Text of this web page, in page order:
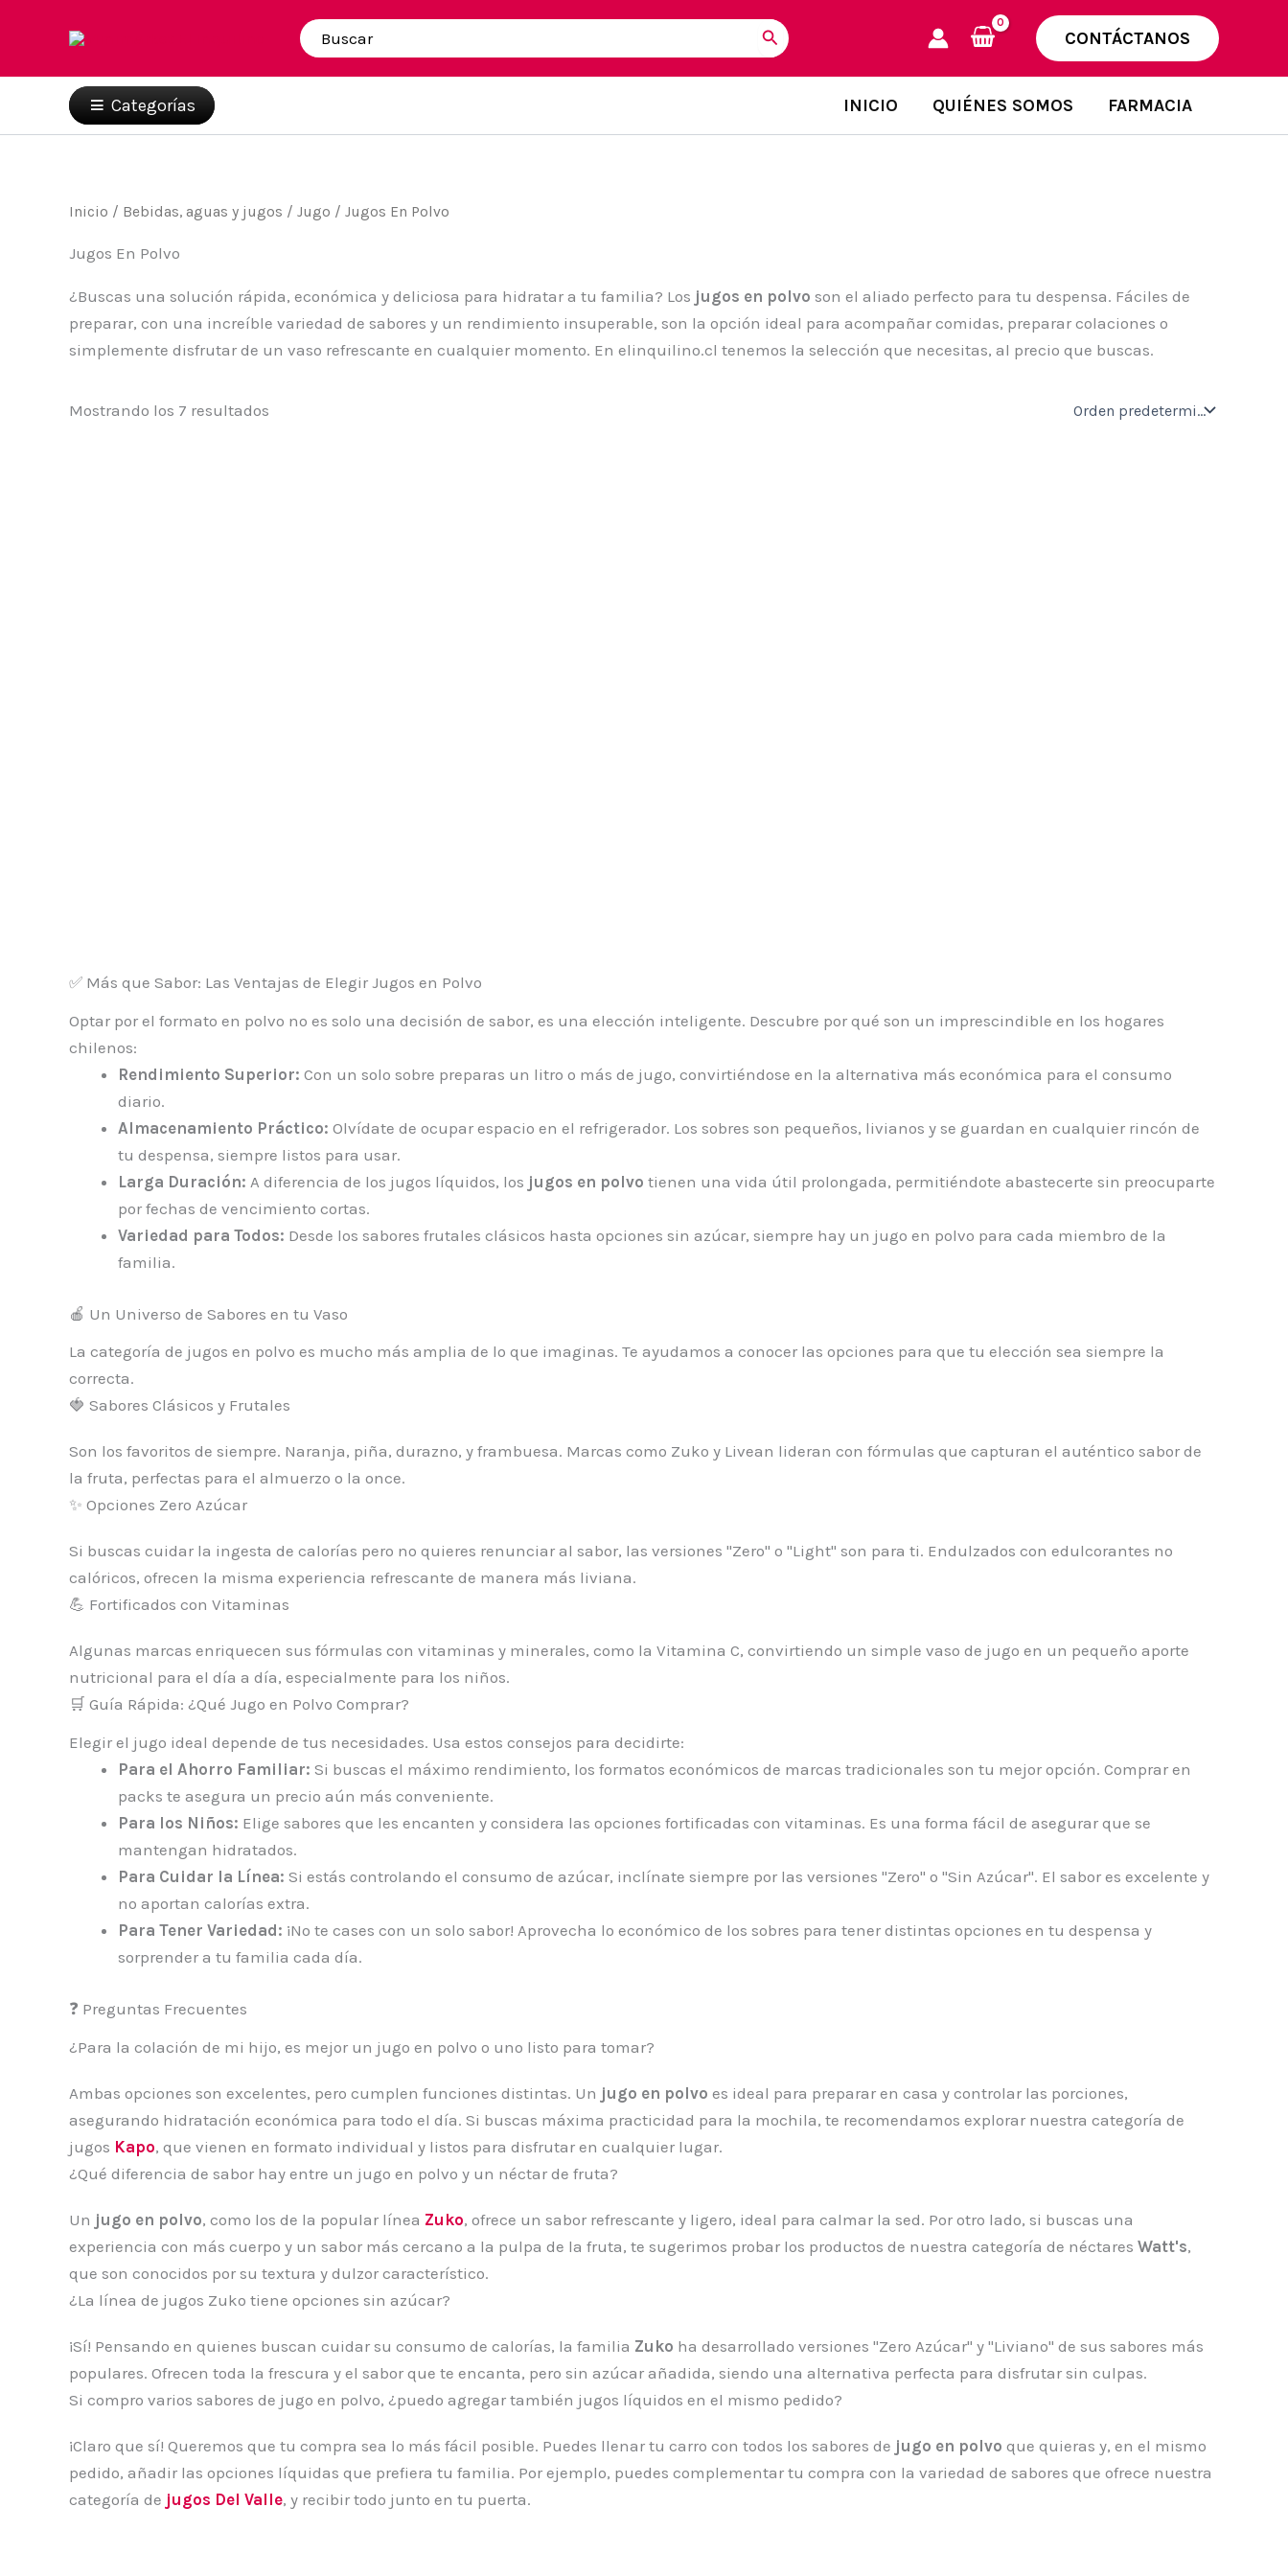
Buscar
CONTÁCTANOS
Categorías INICIO QUIÉNES SOMOS FARMACIA
Inicio / Bebidas, aguas y jugos / Jugo / Jugos En Polvo
Jugos En Polvo
¿Buscas una solución rápida, económica y deliciosa para hidratar a tu familia? Los jugos en polvo son el aliado perfecto para tu despensa. Fáciles de
preparar, con una increíble variedad de sabores y un rendimiento insuperable, son la opción ideal para acompañar comidas, preparar colaciones o
simplemente disfrutar de un vaso refrescante en cualquier momento. En elinquilino.cl tenemos la selección que necesitas, al precio que buscas.
Mostrando los 7 resultados
✅ Más que Sabor: Las Ventajas de Elegir Jugos en Polvo
Optar por el formato en polvo no es solo una decisión de sabor, es una elección inteligente. Descubre por qué son un imprescindible en los hogares
chilenos:
Rendimiento Superior: Con un solo sobre preparas un litro o más de jugo, convirtiéndose en la alternativa más económica para el consumo
diario.
Almacenamiento Práctico: Olvídate de ocupar espacio en el refrigerador. Los sobres son pequeños, livianos y se guardan en cualquier rincón de
tu despensa, siempre listos para usar.
Larga Duración: A diferencia de los jugos líquidos, los jugos en polvo tienen una vida útil prolongada, permitiéndote abastecerte sin preocuparte
por fechas de vencimiento cortas.
Variedad para Todos: Desde los sabores frutales clásicos hasta opciones sin azúcar, siempre hay un jugo en polvo para cada miembro de la
familia.
🍎 Un Universo de Sabores en tu Vaso
La categoría de jugos en polvo es mucho más amplia de lo que imaginas. Te ayudamos a conocer las opciones para que tu elección sea siempre la
correcta.
🍓 Sabores Clásicos y Frutales
Son los favoritos de siempre. Naranja, piña, durazno, y frambuesa. Marcas como Zuko y Livean lideran con fórmulas que capturan el auténtico sabor de
la fruta, perfectas para el almuerzo o la once.
✨ Opciones Zero Azúcar
Si buscas cuidar la ingesta de calorías pero no quieres renunciar al sabor, las versiones "Zero" o "Light" son para ti. Endulzados con edulcorantes no
calóricos, ofrecen la misma experiencia refrescante de manera más liviana.
💪 Fortificados con Vitaminas
Algunas marcas enriquecen sus fórmulas con vitaminas y minerales, como la Vitamina C, convirtiendo un simple vaso de jugo en un pequeño aporte
nutricional para el día a día, especialmente para los niños.
🛒 Guía Rápida: ¿Qué Jugo en Polvo Comprar?
Elegir el jugo ideal depende de tus necesidades. Usa estos consejos para decidirte:
Para el Ahorro Familiar: Si buscas el máximo rendimiento, los formatos económicos de marcas tradicionales son tu mejor opción. Comprar en
packs te asegura un precio aún más conveniente.
Para los Niños: Elige sabores que les encanten y considera las opciones fortificadas con vitaminas. Es una forma fácil de asegurar que se
mantengan hidratados.
Para Cuidar la Línea: Si estás controlando el consumo de azúcar, inclínate siempre por las versiones "Zero" o "Sin Azúcar". El sabor es excelente y
no aportan calorías extra.
Para Tener Variedad: ¡No te cases con un solo sabor! Aprovecha lo económico de los sobres para tener distintas opciones en tu despensa y
sorprender a tu familia cada día.
❓ Preguntas Frecuentes
¿Para la colación de mi hijo, es mejor un jugo en polvo o uno listo para tomar?
Ambas opciones son excelentes, pero cumplen funciones distintas. Un jugo en polvo es ideal para preparar en casa y controlar las porciones,
asegurando hidratación económica para todo el día. Si buscas máxima practicidad para la mochila, te recomendamos explorar nuestra categoría de
jugos Kapo, que vienen en formato individual y listos para disfrutar en cualquier lugar.
¿Qué diferencia de sabor hay entre un jugo en polvo y un néctar de fruta?
Un jugo en polvo, como los de la popular línea Zuko, ofrece un sabor refrescante y ligero, ideal para calmar la sed. Por otro lado, si buscas una
experiencia con más cuerpo y un sabor más cercano a la pulpa de la fruta, te sugerimos probar los productos de nuestra categoría de néctares Watt's,
que son conocidos por su textura y dulzor característico.
¿La línea de jugos Zuko tiene opciones sin azúcar?
¡Sí! Pensando en quienes buscan cuidar su consumo de calorías, la familia Zuko ha desarrollado versiones "Zero Azúcar" y "Liviano" de sus sabores más
populares. Ofrecen toda la frescura y el sabor que te encanta, pero sin azúcar añadida, siendo una alternativa perfecta para disfrutar sin culpas.
Si compro varios sabores de jugo en polvo, ¿puedo agregar también jugos líquidos en el mismo pedido?
¡Claro que sí! Queremos que tu compra sea lo más fácil posible. Puedes llenar tu carro con todos los sabores de jugo en polvo que quieras y, en el mismo
pedido, añadir las opciones líquidas que prefiera tu familia. Por ejemplo, puedes complementar tu compra con la variedad de sabores que ofrece nuestra
categoría de jugos Del Valle, y recibir todo junto en tu puerta.